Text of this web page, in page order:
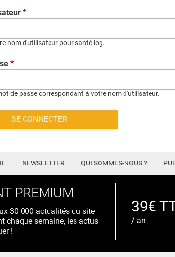
*
nom d'utilisateur pour santé log.
*
de passe correspondant à votre nom d'utilisateur.
NEWSLETTER QUI SOMMES-NOUS ?
PREMIUM
30 000 actualités du site
chaque semaine, les actus
!
39€
/ an